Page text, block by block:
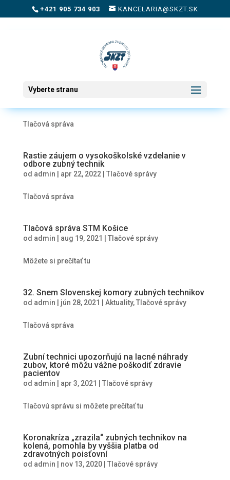
+421 905 734 903 KANCELARIA@SKZT.SK
Vyberte stranu
za zubných technikov
Tlačová správa
Rastie záujem o vysokoškolské vzdelanie v
odbore zubný technik
od admin apr 22, 2022| Tlačové správy
Tlačová správa
Tlačová správa STM Košice
od admin aug 19, 2021 Tlačové správy
Môžete si prečítať tu
32. Snem Slovenskej komory zubných technikov
od admin jún 28, 2021 Aktuality,Tlačové správy
Tlačová správa
Zubní technici upozorňujú na lacné náhrady
zubov, ktoré môžu vážne poškodiť zdravie
pacientov
od admin apr 3, 2021 Tlačové správy
Tlačovú správu si môžete prečítať tu
Koronakríza „zrazila“ zubných technikov na
kolená, pomohla by vyššia platba od
zdravotných poisťovní
od admin nov 13, 2020| Tlačové správy